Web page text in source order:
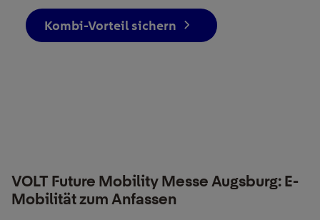
Kombi-Vorteil sichern
VOLT Future Mobility Messe Augsburg: E-
Mobilität zum Anfassen